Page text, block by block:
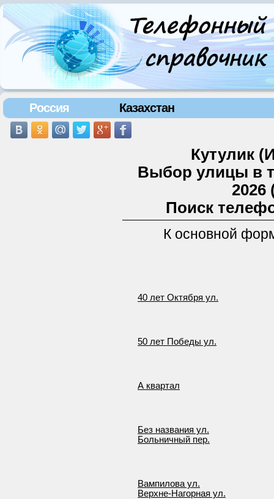
Россия Казахстан
Кутулик
Выбор улицы в
2026
Поиск
К основной
40 лет Октября ул.
50 лет Победы ул.
А квартал
Без названия ул.
Больничный пер.
Вампилова ул.
Верхне-Нагорная ул.